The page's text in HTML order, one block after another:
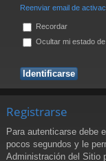
Reenviar email de
Recordar
Ocultar mi estado
Registrarse
Para autenticarse debe
pocos segundos y le
Administración del Sitio